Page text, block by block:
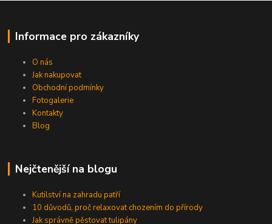
Informace pro zákazníky
O nás
Jak nakupovat
Obchodní podmínky
Fotogalerie
Kontakty
Blog
Nejčtenější na blogu
Kutilství na zahradu patří
10 důvodů, proč relaxovat chozením do přírody
Jak správně pěstovat tulipány